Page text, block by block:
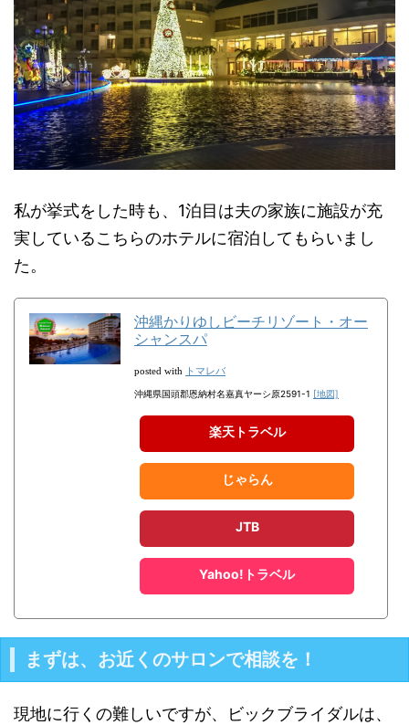
私が挙式をした時も、1泊目は夫の家族に施設が充
実しているこちらのホテルに宿泊してもらいまし
た。
沖縄かりゆしビーチリゾート・オー
シャンスパ
posted with トマレバ
沖縄県国頭郡恩納村名嘉真ヤーシ原2591-1 [地図]
楽天トラベル
じゃらん
JTB
Yahoo!トラベル
まずは、お近くのサロンで相談を！
現地に行くの難しいですが、ビックブライダルは、